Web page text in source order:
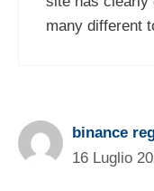
many different
binance
16 Luglio